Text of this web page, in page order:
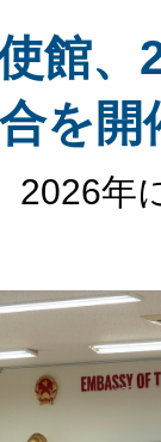
館、
を開
2026年